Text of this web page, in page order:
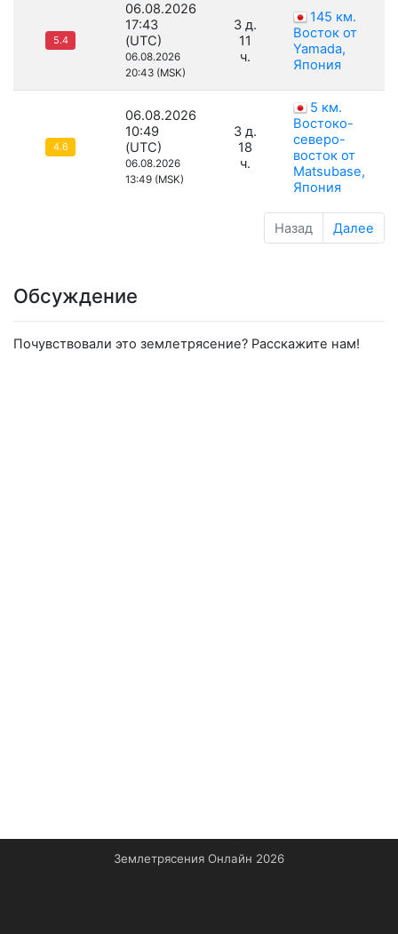
5.4
06.08.2026
17:43
(UTC)
06.08.2026
20:43 (MSK)
3 д.
11
ч.
145 км.
Восток от
Yamada,
Япония
4.6
06.08.2026
10:49
(UTC)
06.08.2026
13:49 (MSK)
3 д.
18
ч.
5 км.
Востоко-
северо-
восток от
Matsubase,
Япония
Назад Далее
Обсуждение
Почувствовали это землетрясение? Расскажите нам!
Землетрясения Онлайн 2026